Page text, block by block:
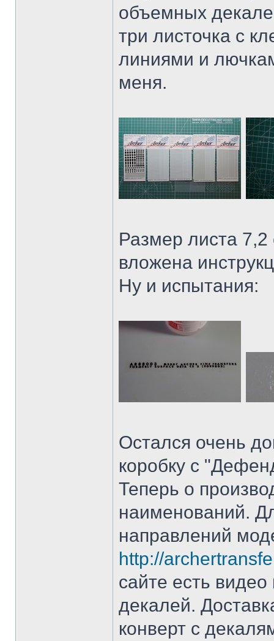
объемных
три листочка с
линиями и
меня.
Размер листа
вложена
Ну и испытания:
Остался очень
коробку с
Теперь о
наименований.
направлений
http://
сайте есть
декалей.
конверт с